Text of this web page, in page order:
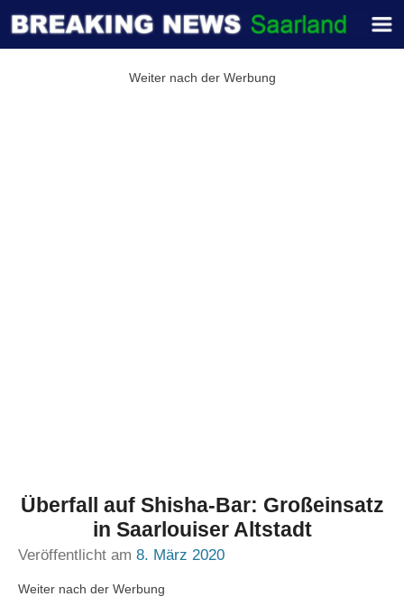
Weiter nach der Werbung
Überfall auf Shisha-Bar: Großeinsatz
in Saarlouiser Altstadt
Veröffentlicht am 8. März 2020
Weiter nach der Werbung